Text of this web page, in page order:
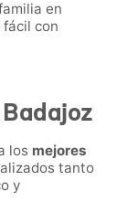
en
con
los mejores
tanto
y